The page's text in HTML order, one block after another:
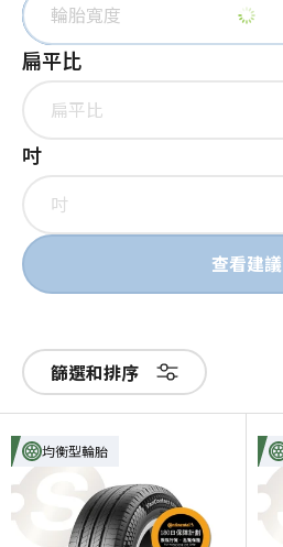
輪胎寬度
扁平比
扁平比
吋
吋
查看建議
篩選和排序
均衡型輪胎